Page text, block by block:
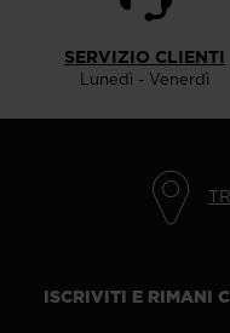
SERVIZIO CLIENTI
Lunedì - Venerdì
ISCRIVITI E RIMANI